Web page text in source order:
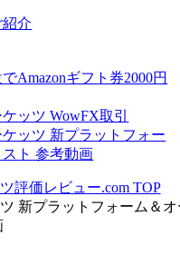
介
Amazonギフト券2000円
ッツ WowFX取引
ッツ 新プラットフォー
ト 参考動画
評価レビュー.com TOP
新プラットフォーム＆オ